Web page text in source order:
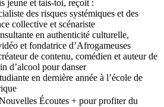
jeune et tais-toi, reçoit :
des risques systémiques et des
collective et scénariste
en authenticité culturelle,
et fondatrice d’Afrogameuses
de contenu, comédien et auteur de
d’alcool pour danser
en dernière année à l’école de
Écoutes + pour profiter du